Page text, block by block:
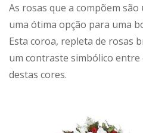
As rosas que a compõem são
uma ótima opção para uma
Esta coroa, repleta de rosas
um contraste simbólico entre
destas cores.